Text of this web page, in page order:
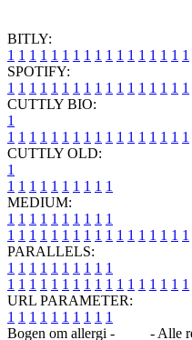
BITLY:
1 1 1 1 1 1 1 1 1 1 1 1 1 1 1 1 1
SPOTIFY:
1 1 1 1 1 1 1 1 1 1 1 1 1 1 1 1 1
CUTTLY BIO:
1
1 1 1 1 1 1 1 1 1 1 1 1 1 1 1 1 1
CUTTLY OLD:
1
1 1 1 1 1 1 1 1 1 1
MEDIUM:
1 1 1 1 1 1 1 1 1 1
1 1 1 1 1 1 1 1 1 1 1 1 1 1 1 1 1
PARALLELS:
1 1 1 1 1 1 1 1 1 1
1 1 1 1 1 1 1 1 1 1 1 1 1 1 1 1 1
URL PARAMETER:
1 1 1 1 1 1 1 1 1 1
Bogen om allergi -
- Alle